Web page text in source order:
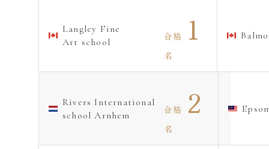
Langley Fine
Art school
合格 1
名
Rivers International
school Arnhem
合格 2
名